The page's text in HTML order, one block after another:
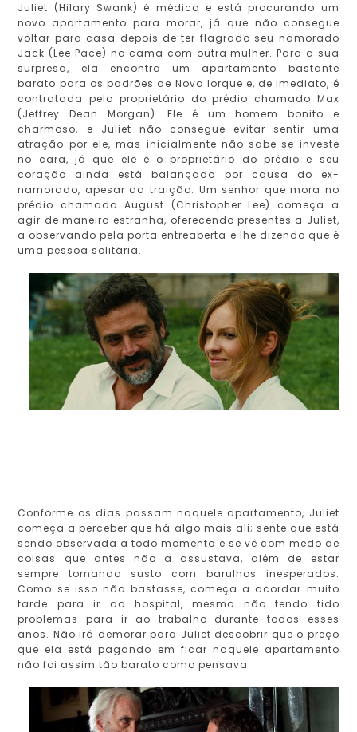
Juliet (Hilary Swank) é médica e está procurando um
novo apartamento para morar, já que não consegue
voltar para casa depois de ter flagrado seu namorado
Jack (Lee Pace) na cama com outra mulher. Para a sua
surpresa, ela encontra um apartamento bastante
barato para os padrões de Nova Iorque e, de imediato, é
contratada pelo proprietário do prédio chamado Max
(Jeffrey Dean Morgan). Ele é um homem bonito e
charmoso, e Juliet não consegue evitar sentir uma
atração por ele, mas inicialmente não sabe se investe
no cara, já que ele é o proprietário do prédio e seu
coração ainda está balançado por causa do ex-
namorado, apesar da traição. Um senhor que mora no
prédio chamado August (Christopher Lee) começa a
agir de maneira estranha, oferecendo presentes a Juliet,
a observando pela porta entreaberta e lhe dizendo que é
uma pessoa solitária.
Conforme os dias passam naquele apartamento, Juliet
começa a perceber que há algo mais ali; sente que está
sendo observada a todo momento e se vê com medo de
coisas que antes não a assustava, além de estar
sempre tomando susto com barulhos inesperados.
Como se isso não bastasse, começa a acordar muito
tarde para ir ao hospital, mesmo não tendo tido
problemas para ir ao trabalho durante todos esses
anos. Não irá demorar para Juliet descobrir que o preço
que ela está pagando em ficar naquele apartamento
não foi assim tão barato como pensava.